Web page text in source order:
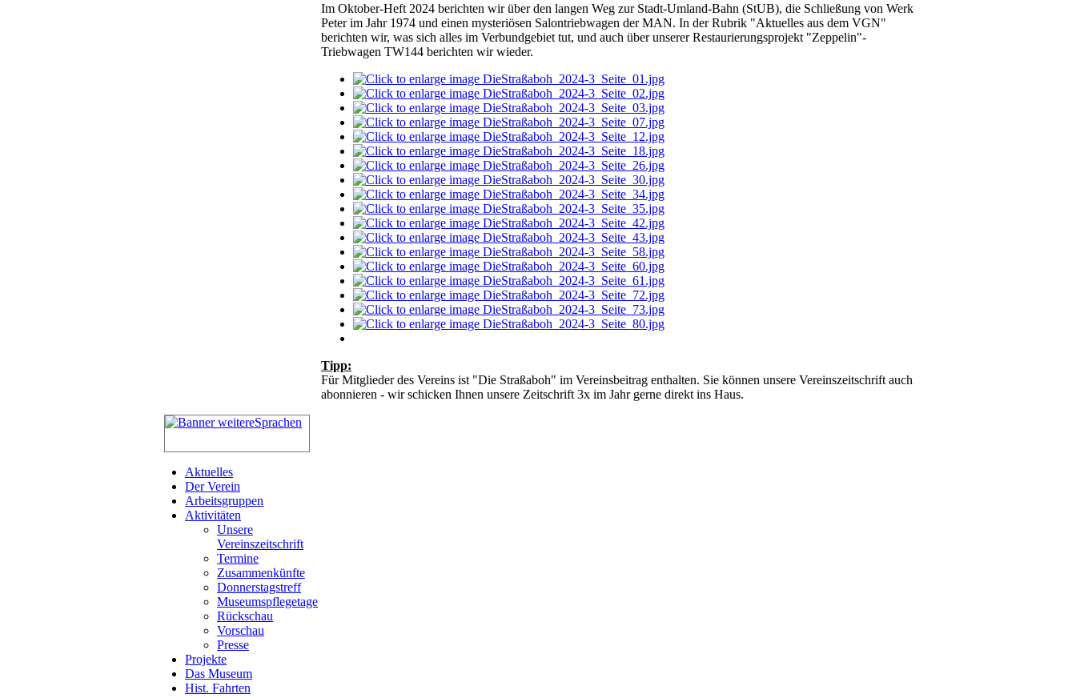
Im Oktober-Heft 2024 berichten wir über den langen Weg zur Stadt-Umland-Bahn (StUB), die Schließung von Werk
Peter im Jahr 1974 und einen mysteriösen Salontriebwagen der MAN. In der Rubrik "Aktuelles aus dem VGN"
berichten wir, was sich alles im Verbundgebiet tut, und auch über unserer Restaurierungsprojekt "Zeppelin"-
Triebwagen TW144 berichten wir wieder.
Tipp:
Für Mitglieder des Vereins ist "Die Straßaboh" im Vereinsbeitrag enthalten. Sie können unsere Vereinszeitschrift auch
abonnieren - wir schicken Ihnen unsere Zeitschrift 3x im Jahr gerne direkt ins Haus.
Aktuelles
Der Verein
Arbeitsgruppen
Aktivitäten
Unsere
Vereinszeitschrift
Termine
Zusammenkünfte
Donnerstagstreff
Museumspflegetage
Rückschau
Vorschau
Presse
Projekte
Das Museum
Hist. Fahrten